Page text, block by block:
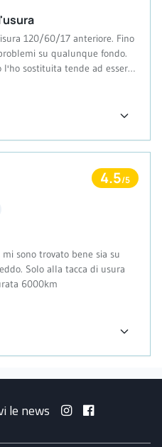
120/60/17 anteriore. Fino
su qualunque fondo.
tende ad essere
più lentamente. Consiglio
4.5/5
sono trovato bene sia su
6000km
le news